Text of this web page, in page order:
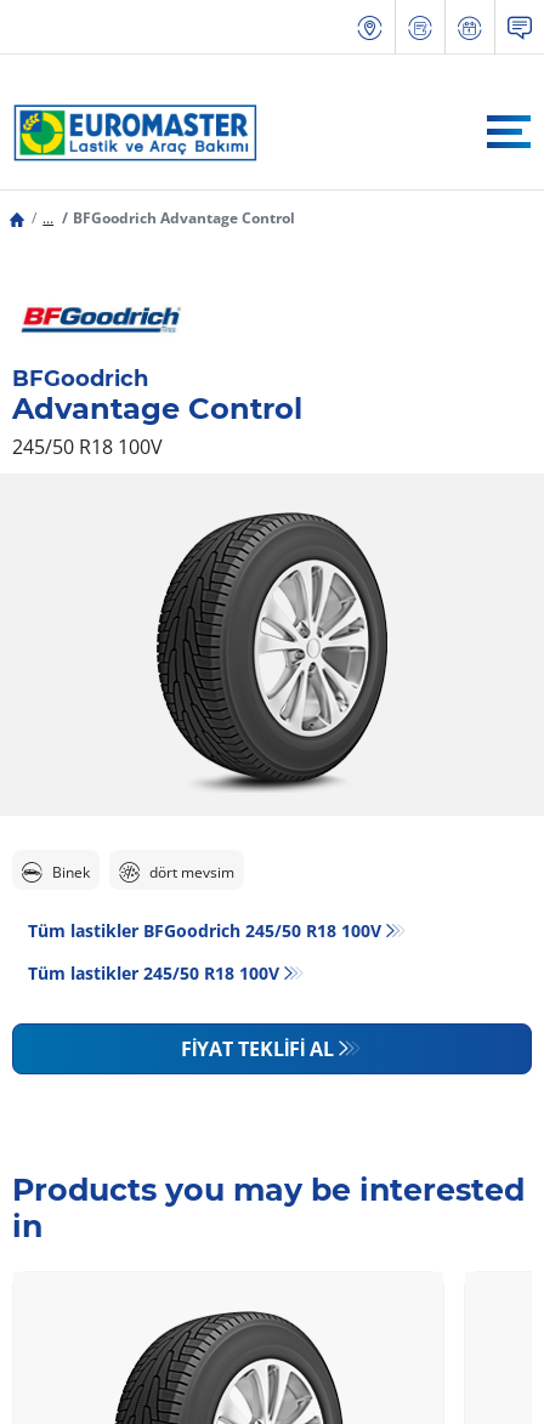
... BFGoodrich Advantage Control
BFGoodrich
Advantage Control
245/50 R18 100V
Binek dört mevsim
Tüm lastikler BFGoodrich 245/50 R18 100V
Tüm lastikler‎ 245/50 R18 100V
FIYAT TEKLIFI AL
Products you may be interested
in